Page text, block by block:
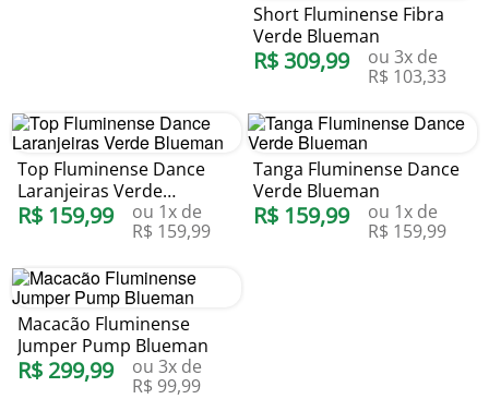
Short Fluminense Fibra
Verde Blueman
R$ 309,99 ou 3x de
R$ 103,33
Top Fluminense Dance
Laranjeiras Verde
Blueman
R$ 159,99 ou 1x de
R$ 159,99
Tanga Fluminense Dance
Verde Blueman
R$ 159,99 ou 1x de
R$ 159,99
Macacão Fluminense
Jumper Pump Blueman
R$ 299,99 ou 3x de
R$ 99,99